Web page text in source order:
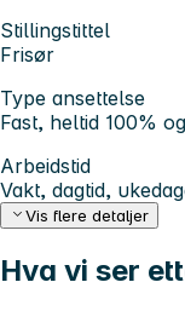
Stillingstittel
Frisør
Type ansettelse
Fast, heltid 100%
Arbeidstid
Vakt, dagtid,
Vis flere detaljer
Hva vi ser